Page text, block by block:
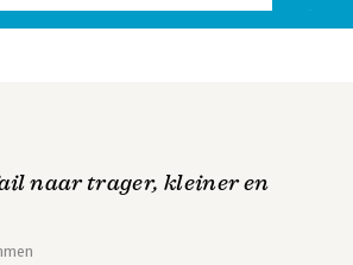
naar trager, kleiner en